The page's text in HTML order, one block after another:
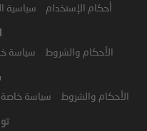
أحكام الإستخدام سياسية
الأحكام والشروط سياسة
الأحكام والشروط سياسة خاصة